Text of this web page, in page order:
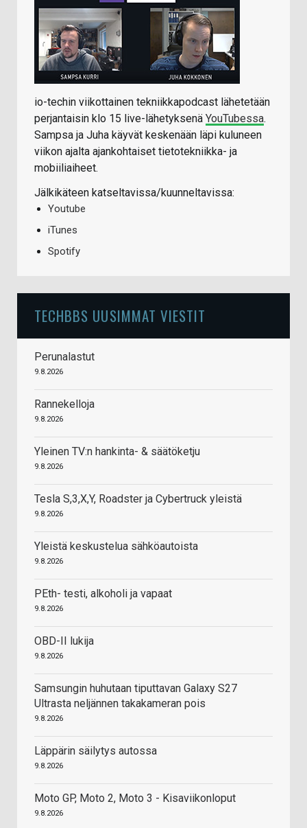
io-techin viikottainen tekniikkapodcast lähetetään
perjantaisin klo 15 live-lähetyksenä YouTubessa.
Sampsa ja Juha käyvät keskenään läpi kuluneen
viikon ajalta ajankohtaiset tietotekniikka- ja
mobiiliaiheet.
Jälkikäteen katseltavissa/kuunneltavissa:
Youtube
iTunes
Spotify
TECHBBS UUSIMMAT VIESTIT
Perunalastut
9.8.2026
Rannekelloja
9.8.2026
Yleinen TV:n hankinta- & säätöketju
9.8.2026
Tesla S,3,X,Y, Roadster ja Cybertruck yleistä
9.8.2026
Yleistä keskustelua sähköautoista
9.8.2026
PEth- testi, alkoholi ja vapaat
9.8.2026
OBD-II lukija
9.8.2026
Samsungin huhutaan tiputtavan Galaxy S27
Ultrasta neljännen takakameran pois
9.8.2026
Läppärin säilytys autossa
9.8.2026
Moto GP, Moto 2, Moto 3 - Kisaviikonloput
9.8.2026